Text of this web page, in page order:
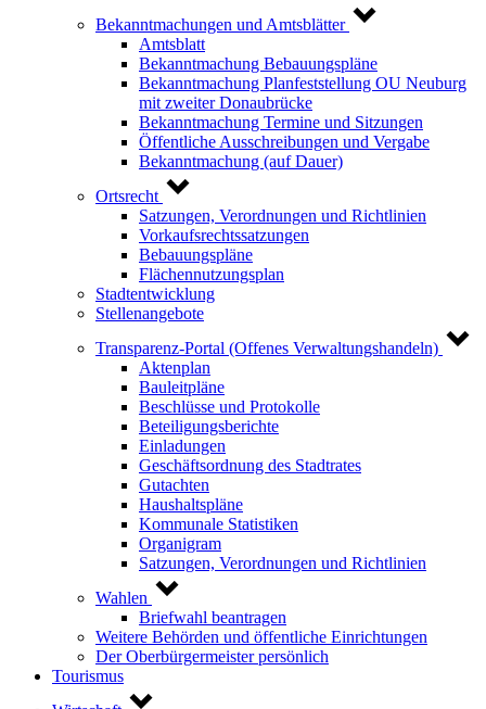
Bekanntmachungen und Amtsblätter
Amtsblatt
Bekanntmachung Bebauungspläne
Bekanntmachung Planfeststellung OU Neuburg
mit zweiter Donaubrücke
Bekanntmachung Termine und Sitzungen
Öffentliche Ausschreibungen und Vergabe
Bekanntmachung (auf Dauer)
Ortsrecht
Satzungen, Verordnungen und Richtlinien
Vorkaufsrechtssatzungen
Bebauungspläne
Flächennutzungsplan
Stadtentwicklung
Stellenangebote
Transparenz-Portal (Offenes Verwaltungshandeln)
Aktenplan
Bauleitpläne
Beschlüsse und Protokolle
Beteiligungsberichte
Einladungen
Geschäftsordnung des Stadtrates
Gutachten
Haushaltspläne
Kommunale Statistiken
Organigram
Satzungen, Verordnungen und Richtlinien
Wahlen
Briefwahl beantragen
Weitere Behörden und öffentliche Einrichtungen
Der Oberbürgermeister persönlich
Tourismus